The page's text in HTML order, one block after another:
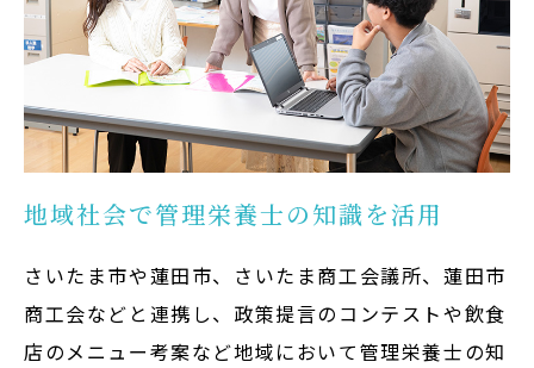
地域社会で管理栄養士の知識を活用
さいたま市や蓮田市、さいたま商工会議所、蓮田市
商工会などと連携し、政策提言のコンテストや飲食
店のメニュー考案など地域において管理栄養士の知